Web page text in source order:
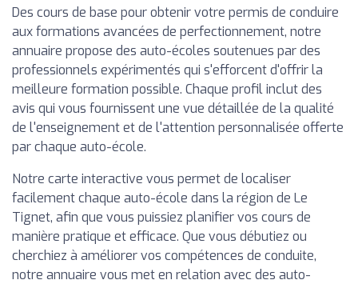
Des cours de base pour obtenir votre permis de conduire
aux formations avancées de perfectionnement, notre
annuaire propose des auto-écoles soutenues par des
professionnels expérimentés qui s'efforcent d'offrir la
meilleure formation possible. Chaque profil inclut des
avis qui vous fournissent une vue détaillée de la qualité
de l'enseignement et de l'attention personnalisée offerte
par chaque auto-école.
Notre carte interactive vous permet de localiser
facilement chaque auto-école dans la région de Le
Tignet, afin que vous puissiez planifier vos cours de
manière pratique et efficace. Que vous débutiez ou
cherchiez à améliorer vos compétences de conduite,
notre annuaire vous met en relation avec des auto-